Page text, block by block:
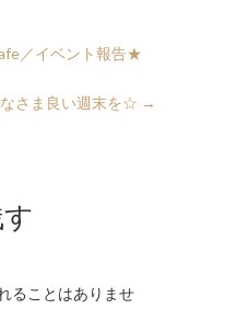
／イベント報告★
さま良い週末を☆ →
ることはありませ